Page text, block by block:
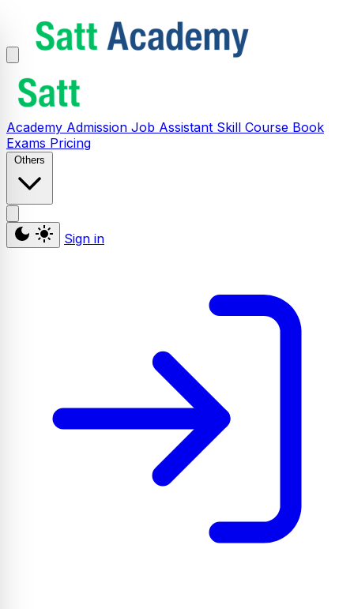
Academy Admission Job Assistant Skill Course Book
Exams Pricing
Others
Sign in